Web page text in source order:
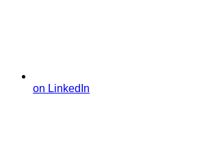
on LinkedIn